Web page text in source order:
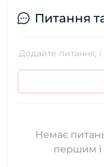
Питання
Додайте питання,
Немає
першим і